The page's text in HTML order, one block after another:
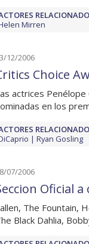
Mirren
12/2006
Choice
actrices
en los
Ryan Gosling
07/2006
Oficial
The Fountain,
Black Dahlia,